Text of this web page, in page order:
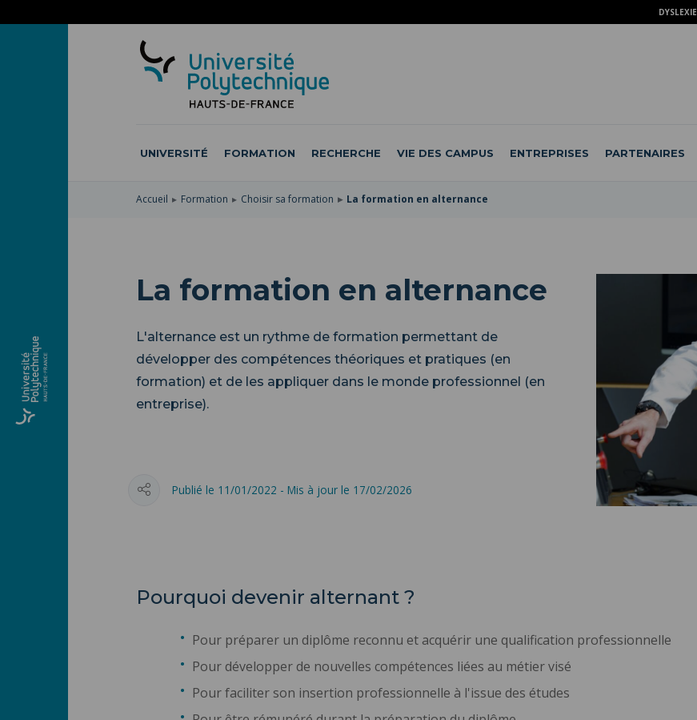
DYSLEXIE
UNIVERSITÉ FORMATION RECHERCHE VIE DES CAMPUS ENTREPRISES PARTENAIRES
Accueil Formation Choisir sa formation La formation en alternance
La formation en alternance
L'alternance est un rythme de formation permettant de
développer des compétences théoriques et pratiques (en
formation) et de les appliquer dans le monde professionnel (en
entreprise).
Publié le 11/01/2022 - Mis à jour le 17/02/2026
Pourquoi devenir alternant ?
Pour préparer un diplôme reconnu et acquérir une qualification professionnelle
Pour développer de nouvelles compétences liées au métier visé
Pour faciliter son insertion professionnelle à l'issue des études